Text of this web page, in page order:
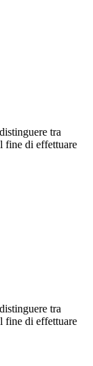
tra
fine di effettuare
tra
fine di effettuare